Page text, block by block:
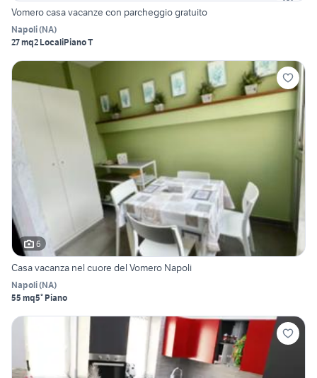
Vomero casa vacanze con parcheggio gratuito
Napoli(NA)
27 mq2 LocaliPiano T
6
Casa vacanza nel cuore del Vomero Napoli
Napoli(NA)
55 mq5° Piano